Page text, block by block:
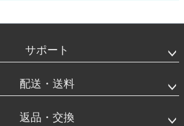
サポート
配送・送料
返品・交換